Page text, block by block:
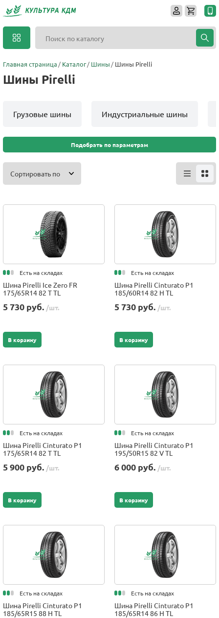
Главная страница Каталог Шины Шины Pirelli
Шины Pirelli
Грузовые шины Индустриальные шины
Подобрать по параметрам
Сортировать по
Есть на складах
Шина Pirelli Ice Zero FR
175/65R14 82 T TL
5 730 руб. /шт.
В корзину
Есть на складах
Шина Pirelli Cinturato P1
185/60R14 82 H TL
5 730 руб. /шт.
В корзину
Есть на складах
Шина Pirelli Cinturato P1
175/65R14 82 T TL
5 900 руб. /шт.
В корзину
Есть на складах
Шина Pirelli Cinturato P1
195/50R15 82 V TL
6 000 руб. /шт.
В корзину
Есть на складах
Шина Pirelli Cinturato P1
185/65R15 88 H TL
Есть на складах
Шина Pirelli Cinturato P1
185/65R14 86 H TL